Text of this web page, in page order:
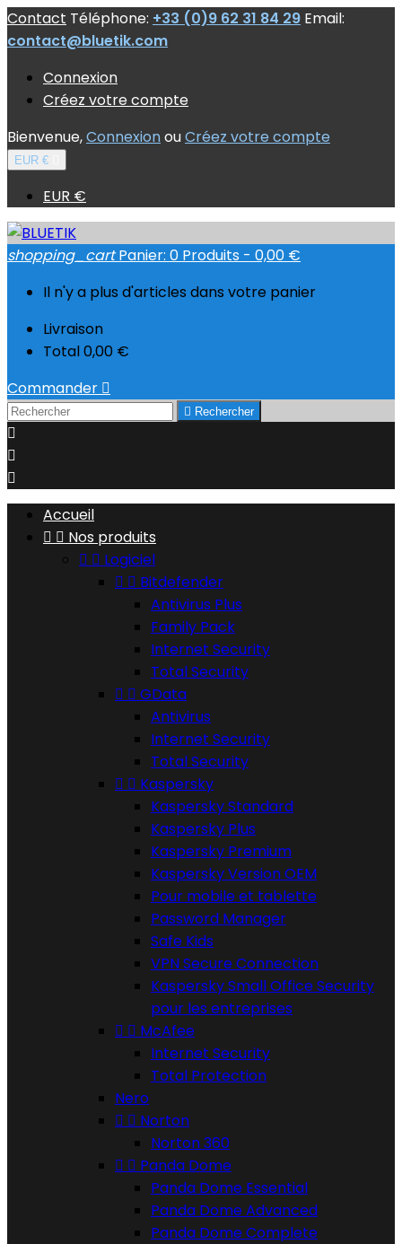
Contact Téléphone: +33 (0)9 62 31 84 29 Email:
contact@bluetik.com
Connexion
Créez votre compte
Bienvenue,ConnexionouCréez votre compte
EUR €
EUR €
shopping_cart Panier: 0 Produits - 0,00 €
Il n'y a plus d'articles dans votre panier
Livraison
Total0,00 €
Commander 
 Rechercher



Accueil
  Nos produits
  Logiciel
  Bitdefender
Antivirus Plus
Family Pack
Internet Security
Total Security
  GData
Antivirus
Internet Security
Total Security
  Kaspersky
Kaspersky Standard
Kaspersky Plus
Kaspersky Premium
Kaspersky Version OEM
Pour mobile et tablette
Password Manager
Safe Kids
VPN Secure Connection
Kaspersky Small Office Security
pour les entreprises
  McAfee
Internet Security
Total Protection
Nero
  Norton
Norton 360
  Panda Dome
Panda Dome Essential
Panda Dome Advanced
Panda Dome Complete